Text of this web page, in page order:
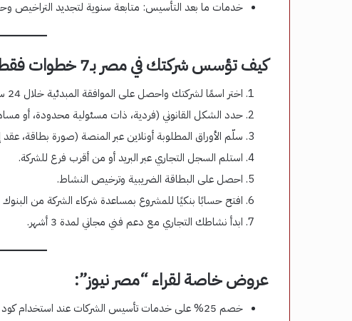
خدمات ما بعد التأسيس: متابعة سنوية لتجديد التراخيص وحل
كيف تؤسس شركتك في مصر بـ7 خطوات فقط؟
اختر اسمًا لشركتك واحصل على الموافقة المبدئية خلال 24 ساعة.
حدد الشكل القانوني (فردية، ذات مسئولية محدودة، أو
سلّم الأوراق المطلوبة أونلاين عبر المنصة (صورة بطاقة،
استلم السجل التجاري عبر البريد أو من أقرب فرع للشركة.
احصل على البطاقة الضريبية وترخيص النشاط.
افتح حسابًا بنكيًا للمشروع بمساعدة شركاء الشركة من البنوك
ابدأ نشاطك التجاري مع دعم فني مجاني لمدة 3 أشهر.
عروض خاصة لقراء “مصر نيوز”:
خصم 25% على خدمات تأسيس الشركات عند استخدام كود «مصر_نيوز».